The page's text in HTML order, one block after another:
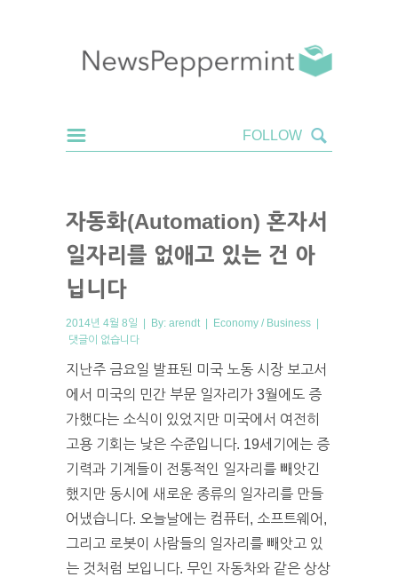
자동화(Automation) 혼자서
일자리를 없애고 있는 건 아
닙니다
2014년 4월 8일 | By: arendt | Economy / Business |
댓글이 없습니다
지난주 금요일 발표된 미국 노동 시장 보고서
에서 미국의 민간 부문 일자리가 3월에도 증
가했다는 소식이 있었지만 미국에서 여전히
고용 기회는 낮은 수준입니다. 19세기에는 증
기력과 기계들이 전통적인 일자리를 빼앗긴
했지만 동시에 새로운 종류의 일자리를 만들
어냈습니다. 오늘날에는 컴퓨터, 소프트웨어,
그리고 로봇이 사람들의 일자리를 빼앗고 있
는 것처럼 보입니다. 무인 자동차와 같은 상상